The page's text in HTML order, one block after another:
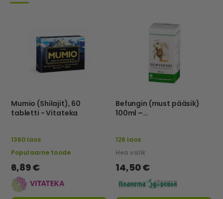
Mumio (Shilajit), 60
tabletti - Vitateka
1360 laos
Populaarne toode
6,89 €
Befungin (must pääsik)
100ml –
126 laos
Hea valik
14,50 €